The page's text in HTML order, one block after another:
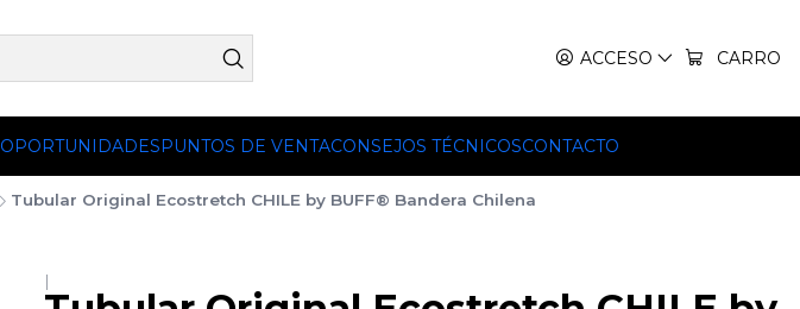
ACCESO CARRO
OPORTUNIDADESPUNTOS DE VENTACONSEJOS TÉCNICOSCONTACTO
Tubular Original Ecostretch CHILE by BUFF® Bandera Chilena
|